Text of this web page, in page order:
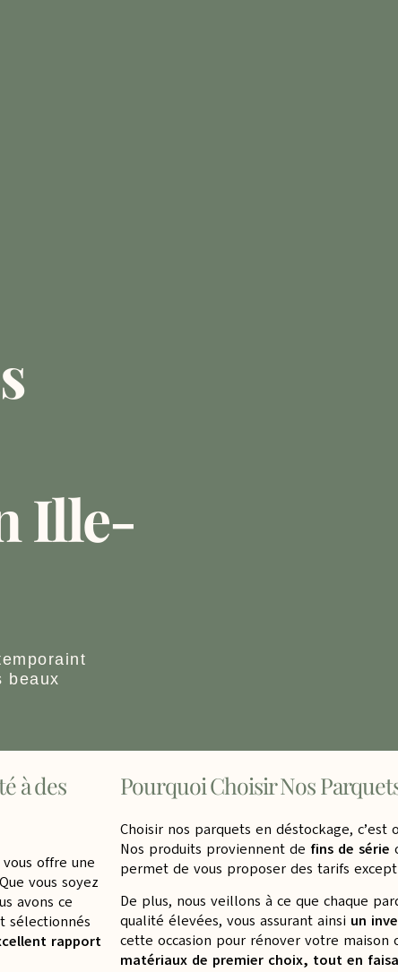
Ille-
beaux
à des
vous offre une
vous soyez
avons ce
sélectionnés
rapport
Pourquoi Choisir Nos
Choisir nos parquets en déstockage,
Nos produits proviennent de fins de série
permet de vous proposer des tarifs
De plus, nous veillons à ce que chaque
qualité élevées, vous assurant ainsi un
cette occasion pour rénover votre
matériaux de premier choix, tout en